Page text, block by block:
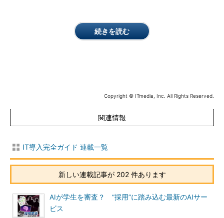
続きを読む
Copyright © ITmedia, Inc. All Rights Reserved.
関連情報
IT導入完全ガイド 連載一覧
新しい連載記事が 202 件あります
AIが学生を審査？ “採用”に踏み込む最新のAIサー
ビス